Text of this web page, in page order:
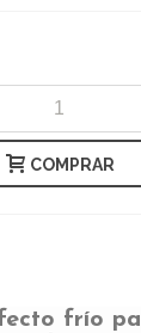
COMPRAR
frío